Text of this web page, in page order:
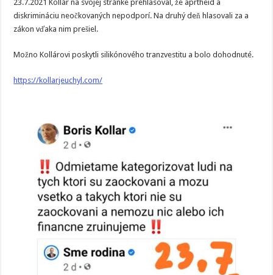
23.7.2021 Kollár na svojej stránke prehlasoval, že aprtheid a
diskrimináciu neočkovaných nepodporí. Na druhý deň hlasovali za a
zákon vďaka nim prešiel.
Možno Kollárovi poskytli silikónového tranzvestitu a bolo dohodnuté.
https://kollarjeuchyl.com/